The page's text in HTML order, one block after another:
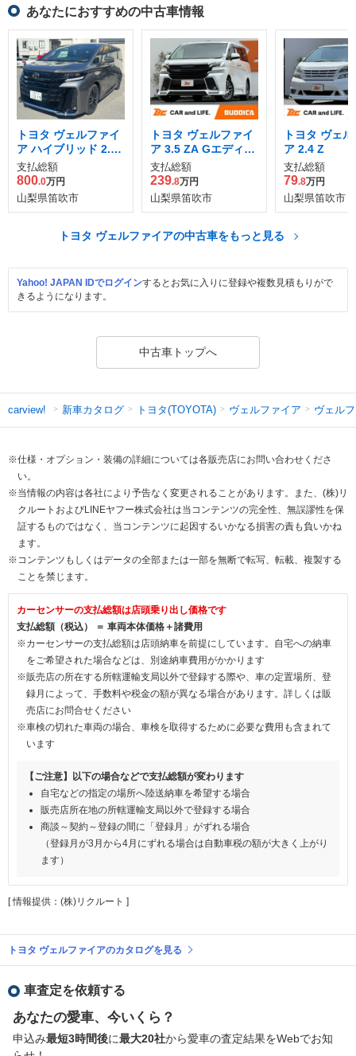
あなたにおすすめの中古車情報
トヨタ ヴェルファイ
ア ハイブリッド 2.5
Zプレミア
支払総額
800.0万円
山梨県笛吹市
トヨタ ヴェルファイ
ア 3.5 ZA Gエディシ
ョン
支払総額
239.8万円
山梨県笛吹市
トヨタ ヴェ
ア 2.4 Z
支払総額
79.8万円
山梨県笛吹市
トヨタ ヴェルファイアの中古車をもっと見る
Yahoo! JAPAN IDでログインするとお気に入りに登録や複数見積もりがで
きるようになります。
中古車トップへ
carview! 新車カタログ トヨタ(TOYOTA) ヴェルファイア ヴェル
※仕様・オプション・装備の詳細については各販売店にお問い合わせくださ
い。
※当情報の内容は各社により予告なく変更されることがあります。また、(株)リ
クルートおよびLINEヤフー株式会社は当コンテンツの完全性、無誤謬性を保
証するものではなく、当コンテンツに起因するいかなる損害の責も負いかね
ます。
※コンテンツもしくはデータの全部または一部を無断で転写、転載、複製する
ことを禁じます。
カーセンサーの支払総額は店頭乗り出し価格です
支払総額（税込） ＝ 車両本体価格＋諸費用
※カーセンサーの支払総額は店頭納車を前提にしています。自宅への納車
をご希望された場合などは、別途納車費用がかかります
※販売店の所在する所轄運輸支局以外で登録する際や、車の定置場所、登
録月によって、手数料や税金の額が異なる場合があります。詳しくは販
売店にお問合せください
※車検の切れた車両の場合、車検を取得するために必要な費用も含まれて
います
【ご注意】以下の場合などで支払総額が変わります
自宅などの指定の場所へ陸送納車を希望する場合
販売店所在地の所轄運輸支局以外で登録する場合
商談～契約～登録の間に「登録月」がずれる場合
（登録月が3月から4月にずれる場合は自動車税の額が大きく上がり
ます）
[ 情報提供：(株)リクルート ]
トヨタ ヴェルファイアのカタログを見る
車査定を依頼する
あなたの愛車、今いくら？
申込み最短3時間後に最大20社から愛車の査定結果をWebでお知